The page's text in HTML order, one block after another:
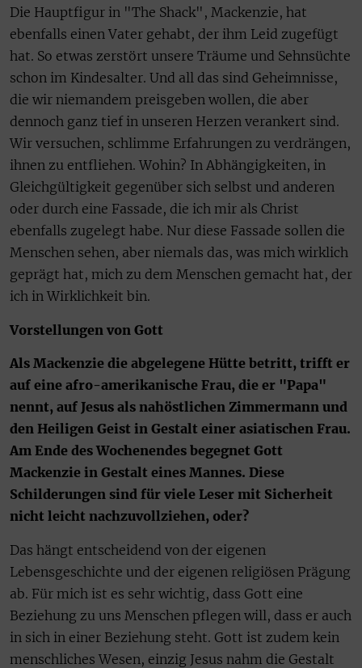
Die Hauptfigur in "The Shack", Mackenzie, hat
ebenfalls einen Vater gehabt, der ihm Leid zugefügt
hat. So etwas zerstört unsere Träume und Sehnsüchte
schon im Kindesalter. Und all das sind Geheimnisse,
die wir niemandem preisgeben wollen, die aber
dennoch ganz tief in unseren Herzen verankert sind.
Wir versuchen, schlimme Erfahrungen zu verdrängen,
ihnen zu entfliehen. Wohin? In Abhängigkeiten, in
Gleichgültigkeit gegenüber sich selbst und anderen
oder durch eine Fassade, die ich mir als Christ
ebenfalls zugelegt habe. Nur diese Fassade sollen die
Menschen sehen, aber niemals das, was mich wirklich
geprägt hat, mich zu dem Menschen gemacht hat, der
ich in Wirklichkeit bin.
Vorstellungen von Gott
Als Mackenzie die abgelegene Hütte betritt, trifft er
auf eine afro-amerikanische Frau, die er "Papa"
nennt, auf Jesus als nahöstlichen Zimmermann und
den Heiligen Geist in Gestalt einer asiatischen Frau.
Am Ende des Wochenendes begegnet Gott
Mackenzie in Gestalt eines Mannes. Diese
Schilderungen sind für viele Leser mit Sicherheit
nicht leicht nachzuvollziehen, oder?
Das hängt entscheidend von der eigenen
Lebensgeschichte und der eigenen religiösen Prägung
ab. Für mich ist es sehr wichtig, dass Gott eine
Beziehung zu uns Menschen pflegen will, dass er auch
in sich in einer Beziehung steht. Gott ist zudem kein
menschliches Wesen, einzig Jesus nahm die Gestalt